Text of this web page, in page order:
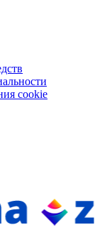
cookie